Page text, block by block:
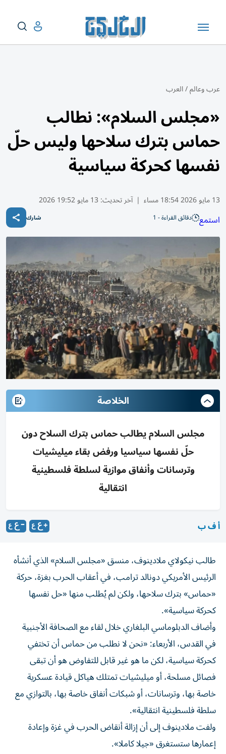
عرب وعالم/العرب
«مجلس السلام»: نطالب
حماس بترك سلاحها وليس حلّ
نفسها كحركة سياسية
13 مايو 2026 18:54 مساء | آخر تحديث: 13 مايو 19:52 2026
استمع دقائق القراءة - 1 شارك
الخلاصة
مجلس السلام يطالب حماس بترك السلاح دون
حلّ نفسها سياسيا ورفض بقاء ميليشيات
وترسانات وأنفاق موازية لسلطة فلسطينية
انتقالية
أ ف ب
طالب نيكولاي ملادينوف، منسق «مجلس السلام» الذي أنشأه
الرئيس الأمريكي دونالد ترامب، في أعقاب الحرب بغزة، حركة
«حماس» بترك سلاحها، ولكن لم يُطلب منها «حل نفسها
كحركة سياسية».
وأضاف الدبلوماسي البلغاري خلال لقاء مع الصحافة الأجنبية
في القدس، الأربعاء: «نحن لا نطلب من حماس أن تختفي
كحركة سياسية، لكن ما هو غير قابل للتفاوض هو أن تبقى
فصائل مسلحة، أو ميليشيات تمتلك هياكل قيادة عسكرية
خاصة بها، وترسانات، أو شبكات أنفاق خاصة بها، بالتوازي مع
سلطة فلسطينية انتقالية».
ولفت ملادينوف إلى أن إزالة أنقاض الحرب في غزة وإعادة
إعمارها ستستغرق «جيلا كاملا».